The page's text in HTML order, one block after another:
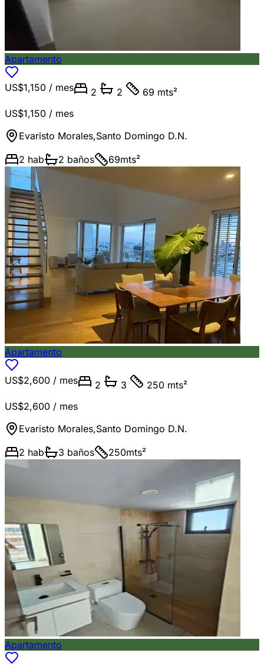
Apartamento
US$1,150 / mes 2 2
69 mts²
US$1,150 / mes
Evaristo Morales,Santo Domingo D.N.
2 hab 2 baños 69mts²
Apartamento
US$2,600 / mes 2 3
250 mts²
US$2,600 / mes
Evaristo Morales,Santo Domingo D.N.
2 hab 3 baños 250mts²
Apartamento